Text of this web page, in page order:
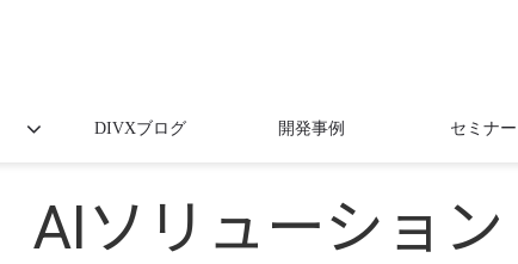
DIVXブログ 開発事例 セミナー
AIソリューション